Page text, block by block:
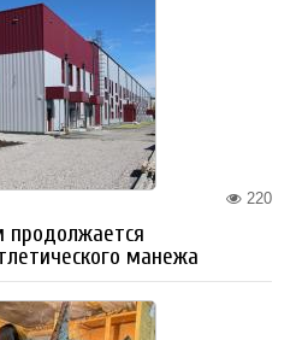
220
продолжается
манежа